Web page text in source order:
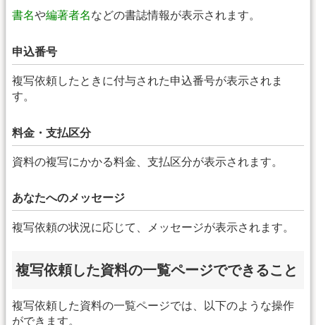
書名や編著者名などの書誌情報が表示されます。
申込番号
複写依頼したときに付与された申込番号が表示されま
す。
料金・支払区分
資料の複写にかかる料金、支払区分が表示されます。
あなたへのメッセージ
複写依頼の状況に応じて、メッセージが表示されます。
複写依頼した資料の一覧ページでできること
複写依頼した資料の一覧ページでは、以下のような操作
ができます。